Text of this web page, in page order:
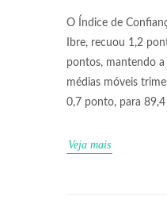
O Índice de
Ibre, recuou 1,2
pontos, mantendo a
médias móveis
0,7 ponto, para
Veja mais